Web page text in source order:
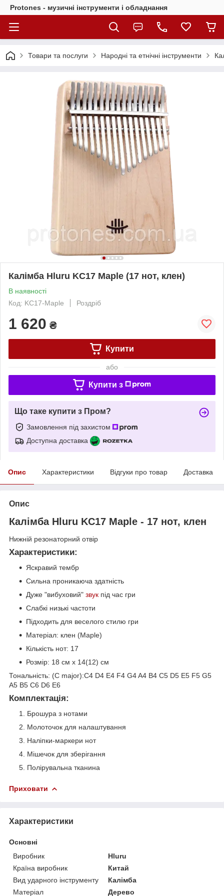
Protones - музичні інструменти і обладнання
Товари та послуги Народні та етнічні інструменти
Калімба Hluru KC17 Maple (17 нот, клен)
В наявності
Код: KC17-Maple
Роздріб
1 620 ₴
Купити
або
Купити з
Що таке купити з Пром?
Замовлення під захистом
Доступна доставка
Опис Характеристики Відгуки про товар Доставка
Опис
Калімба Hluru KC17 Maple - 17 нот, клен
Нижній резонаторний отвір
Характеристики:
Яскравий тембр
Сильна проникаюча здатність
Дуже "вибуховий" звук під час гри
Слабкі низькі частоти
Підходить для веселого стилю гри
Матеріал: клен (Maple)
Кількість нот: 17
Розмір: 18 см х 14(12) см
Тональність: (C major):C4 D4 E4 F4 G4 A4 B4 C5 D5 E5 F5 G5
A5 B5 C6 D6 E6
Комплектація:
Брошура з нотами
Молоточок для налаштування
Наліпки-маркери нот
Мішечок для зберігання
Полірувальна тканина
Приховати
Характеристики
Основні
Виробник
Hluru
Країна виробник
Китай
Вид ударного інструменту
Калімба
Матеріал
Дерево